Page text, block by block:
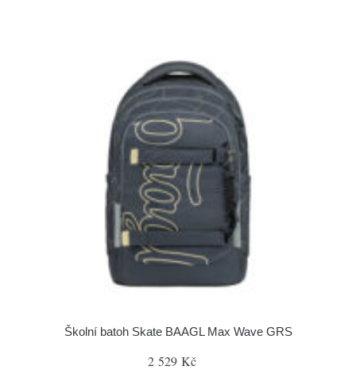
Školní batoh Skate BAAGL Max Wave GRS
2 529 Kč